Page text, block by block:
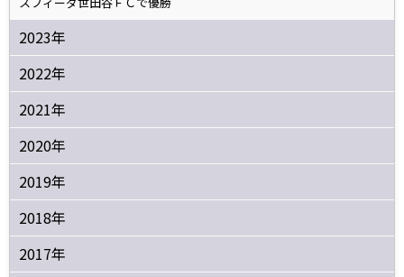
2023年
2022年
2021年
2020年
2019年
2018年
2017年